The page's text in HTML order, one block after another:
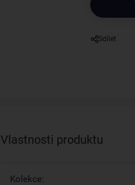
Sdílet
Vlastnosti produktu
Kolekce: